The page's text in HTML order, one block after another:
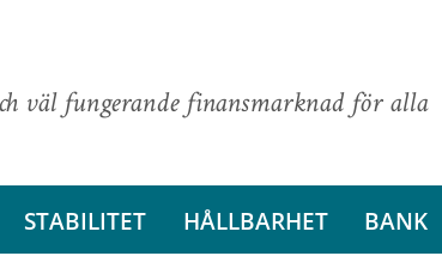
väl fungerande finansmarknad för alla
STABILITET HÅLLBARHET BANK